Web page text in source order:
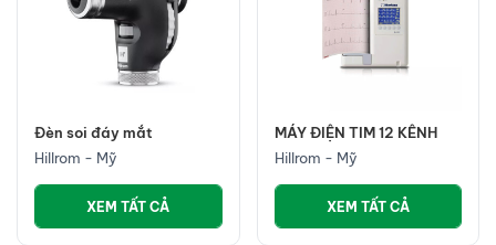
Đèn soi đáy mắt
Hillrom - Mỹ
XEM TẤT CẢ
MÁY ĐIỆN TIM 12 KÊNH
Hillrom - Mỹ
XEM TẤT CẢ